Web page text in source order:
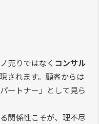
売りではなく コンサル
されます。顧客からは
ートナー」として見ら
関係性こそが、理不尽